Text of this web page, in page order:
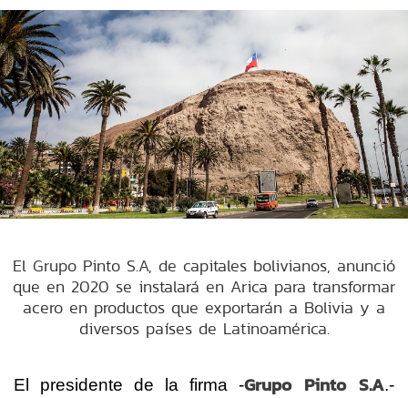
El Grupo Pinto S.A, de capitales bolivianos, anunció
que en 2020 se instalará en Arica para transformar
acero en productos que exportarán a Bolivia y a
diversos países de Latinoamérica.
El presidente de la firma -Grupo Pinto S.A.-